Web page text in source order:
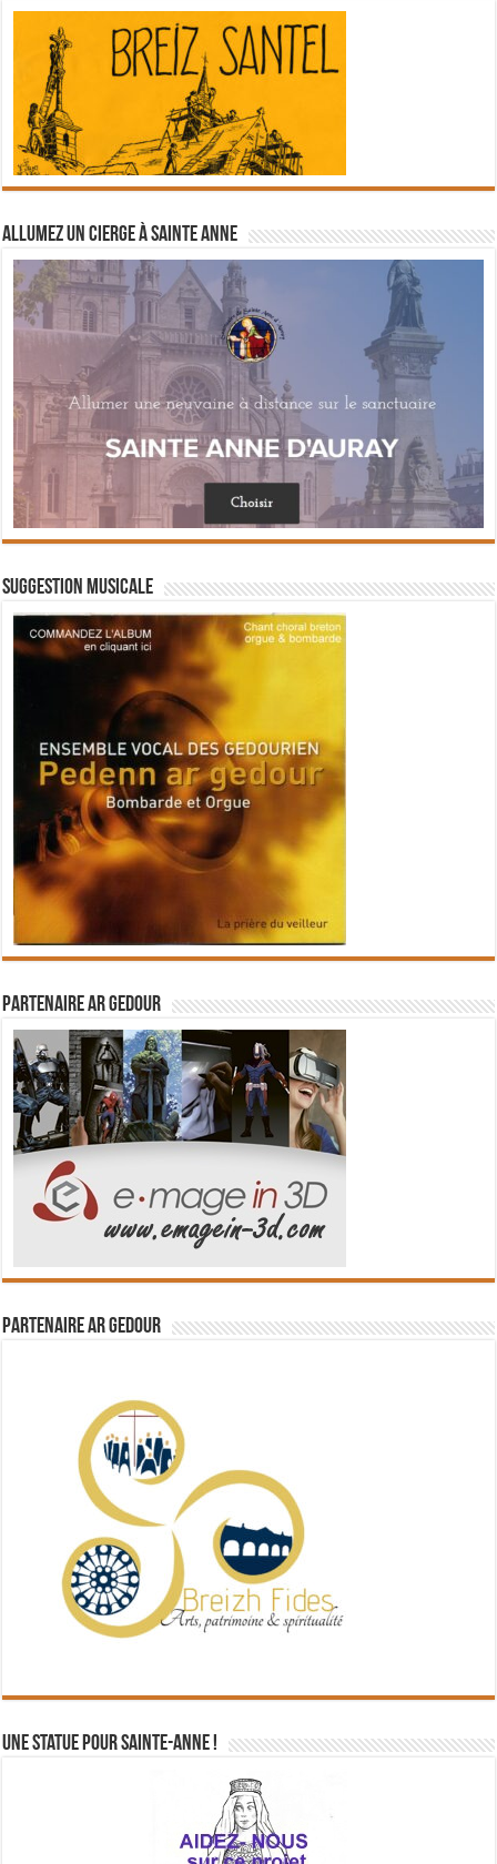
Allumez un cierge à Sainte Anne
Suggestion musicale
Partenaire Ar Gedour
Partenaire Ar Gedour
Une statue pour Sainte-Anne !